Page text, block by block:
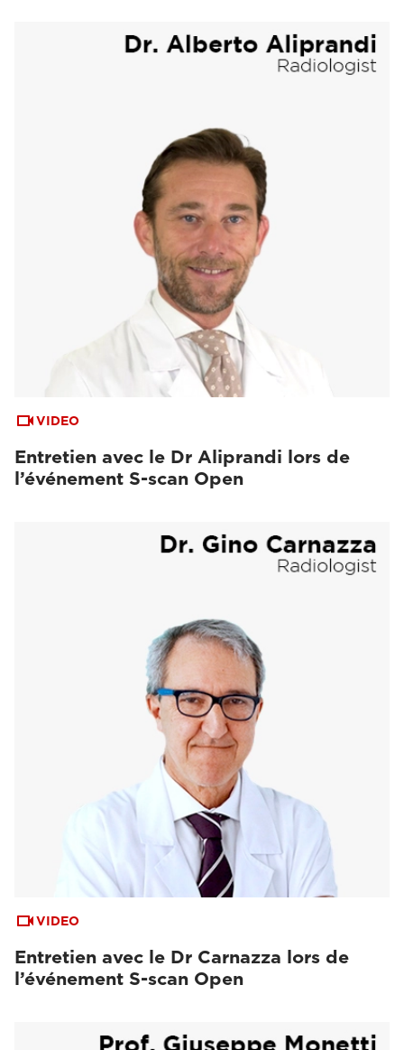
VIDEO
Entretien avec le Dr Aliprandi lors de
l’événement S-scan Open
VIDEO
Entretien avec le Dr Carnazza lors de
l’événement S-scan Open